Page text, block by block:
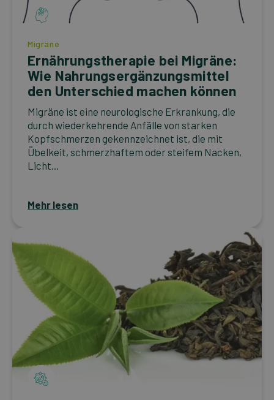
Migräne
Ernährungstherapie bei Migräne:
Wie Nahrungsergänzungsmittel
den Unterschied machen können
Migräne ist eine neurologische Erkrankung, die
durch wiederkehrende Anfälle von starken
Kopfschmerzen gekennzeichnet ist, die mit
Übelkeit, schmerzhaftem oder steifem Nacken,
Licht...
Mehr lesen